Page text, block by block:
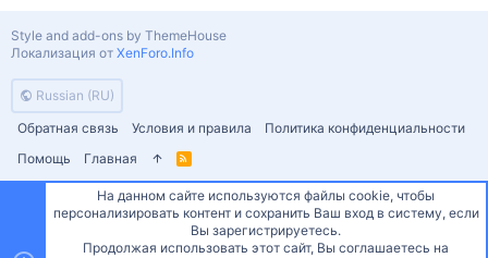
Russian (RU)
Обратная связь
Условия и правила
Политика конфиденциальности
Помощь
Главная
R
S
Style and add-ons by ThemeHouse
Локализация от XenForo.Info
СверхуСнизу
На данном сайте используются файлы cookie, чтобы
персонализировать контент и сохранить Ваш вход в систему, если
Вы зарегистрируетесь.
Продолжая использовать этот сайт, Вы соглашаетесь на